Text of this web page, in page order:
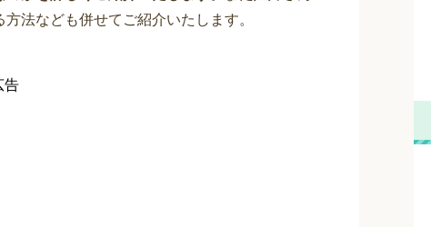
法なども併せてご紹介いたします。
告